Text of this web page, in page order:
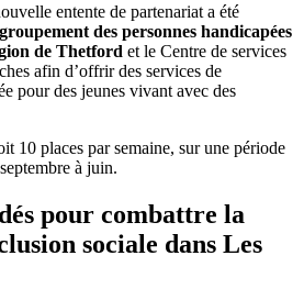
entente de partenariat a été
des personnes handicapées
de Thetford et le Centre de services
afin d’offrir des services de
pour des jeunes vivant avec des
10 places par semaine, sur une période
à juin.
pour combattre la
sociale dans Les